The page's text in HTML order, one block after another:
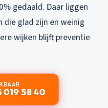
gedaald. Daar liggen
die glad zijn en weinig
wijken blijft preventie
019 58 40